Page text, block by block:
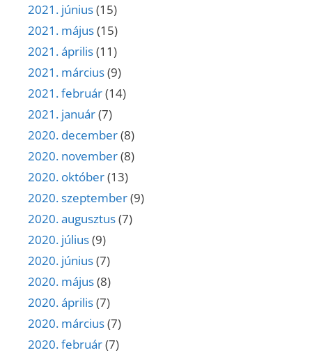
2021. június(15)
2021. május(15)
2021. április(11)
2021. március(9)
2021. február(14)
2021. január(7)
2020. december(8)
2020. november(8)
2020. október(13)
2020. szeptember(9)
2020. augusztus(7)
2020. július(9)
2020. június(7)
2020. május(8)
2020. április(7)
2020. március(7)
2020. február(7)